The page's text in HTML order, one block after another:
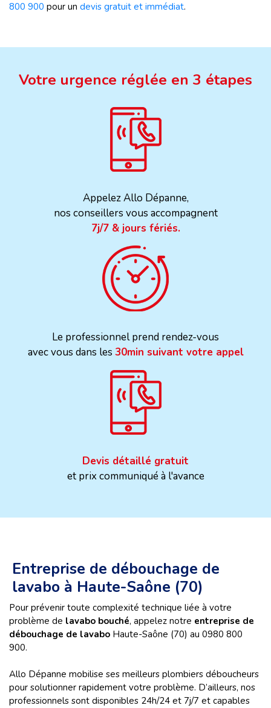
800 900 pour un devis gratuit et immédiat.
Votre urgence réglée en 3 étapes
Appelez Allo Dépanne,
nos conseillers vous accompagnent
7j/7 & jours fériés.
Le professionnel prend rendez-vous
avec vous dans les 30min suivant votre appel
Devis détaillé gratuit
et prix communiqué à l'avance
Entreprise de débouchage de
lavabo à Haute-Saône (70)
Pour prévenir toute complexité technique liée à votre
problème de lavabo bouché, appelez notre entreprise de
débouchage de lavabo Haute-Saône (70) au 0980 800
900.
Allo Dépanne mobilise ses meilleurs plombiers déboucheurs
pour solutionner rapidement votre problème. D’ailleurs, nos
professionnels sont disponibles 24h/24 et 7j/7 et capables